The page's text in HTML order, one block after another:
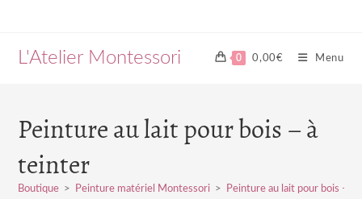
contentL'Atelier Montessori 0 0,00€ Menu
Peinture au lait pour bois – à
teinter
Boutique > Peinture matériel Montessori > Peinture au lait pour bois – à